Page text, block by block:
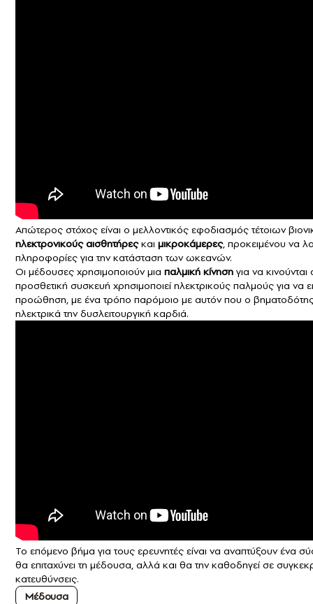
Απώτερος στόχος είναι ο μελλοντικός εφοδιασμός τέτοιων
ηλεκτρονικούς αισθητήρεςκαι μικροκάμερες, προκειμένου να
πληροφορίες για την κατάσταση των ωκεανών.
Οι μέδουσες χρησιμοποιούν μια παλμική κίνηση για να
προσθετική συσκευή χρησιμοποιεί ηλεκτρικούς παλμούς για να
προώθηση, με ένα τρόπο παρόμοιο με αυτόν που ο βηματοδότης
ηλεκτρικά την δυσλειτουργική καρδιά.
Το επόμενο βήμα για τους ερευνητές είναι να αναπτύξουν ένα
θα επιταχύνει τη μέδουσα, αλλά και θα την καθοδηγεί σε
κατευθύνσεις.
Μέδουσα